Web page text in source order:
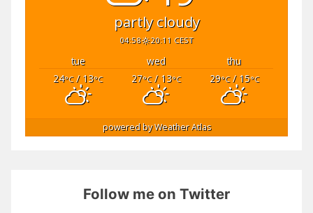
partly cloudy
04:58 20:11 CEST
tue wed
thu
24°C/ 13°C 27°C/ 13°C 29°C/ 15°C
powered byWeather Atlas
Follow me on Twitter